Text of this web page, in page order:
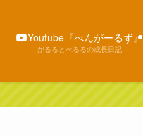
Youtube『べんがーるず』
がるるとべるるの成長日記